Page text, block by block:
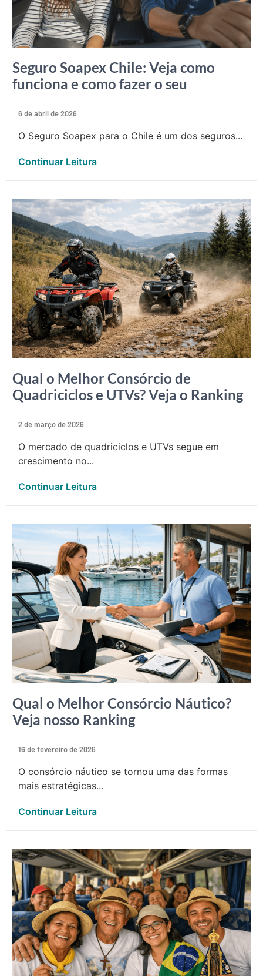
Seguro Soapex Chile: Veja como
funciona e como fazer o seu
6 de abril de 2026
O Seguro Soapex para o Chile é um dos seguros...
Continuar Leitura
Qual o Melhor Consórcio de
Quadriciclos e UTVs? Veja o Ranking
2 de março de 2026
O mercado de quadriciclos e UTVs segue em
crescimento no...
Continuar Leitura
Qual o Melhor Consórcio Náutico?
Veja nosso Ranking
16 de fevereiro de 2026
O consórcio náutico se tornou uma das formas
mais estratégicas...
Continuar Leitura